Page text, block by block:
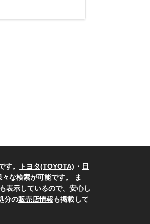
。 トヨタ(TOYOTA) ・ 日
な検索が可能です。 ま
表示しているので、安心し
分の販売店情報も掲載して